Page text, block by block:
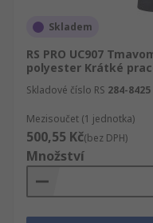
Skladem
RS PRO UC907
polyester Krátké
Skladové číslo RS 284-8425
Mezisoučet (1 jednotka)
500,55 Kč(bez DPH)
Množství